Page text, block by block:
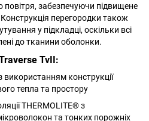
забезпечуючи підвищене
перегородки також
у підкладці, оскільки всі
до тканини оболонки.
TvII:
використанням конструкції
тепла та простору
THERMOLITE® з
та тонких порожніх